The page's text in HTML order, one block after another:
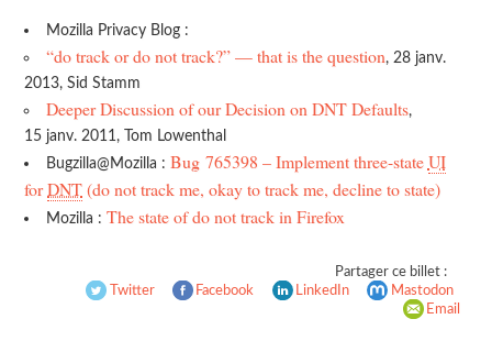
Mozilla Privacy Blog :
“do track or do not track?” — that is the question, 28 janv.
2013, Sid Stamm
Deeper Discussion of our Decision on DNT Defaults,
15 janv. 2011, Tom Lowenthal
Bugzilla@Mozilla : Bug 765398 – Implement three-stateUI
forDNT(do not track me, okay to track me, decline to state)
Mozilla : The state of do not track in Firefox
Partager ce billet :
Twitter
Facebook LinkedIn
Mastodon
Email